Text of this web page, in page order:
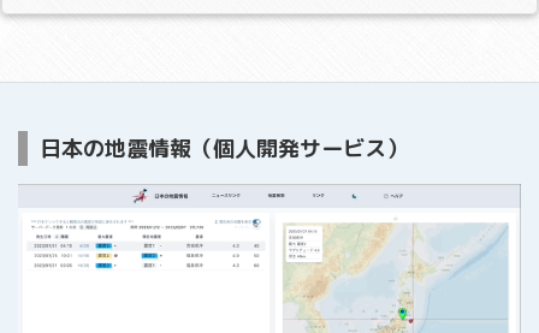
日本の地震情報（個人開発サービス）